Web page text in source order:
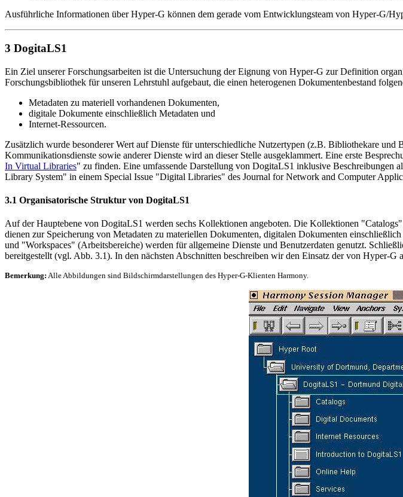
Ausführliche Informationen über Hyper-G können dem gerade vom Entwicklungsteam von Hyper-G/
3 DogitaLS1
Ein Ziel unserer Forschungsarbeiten ist die Untersuchung der Eignung von Hyper-G zur Definition
Forschungsbibliothek für unseren Lehrstuhl aufgebaut, die einen heterogenen Dokumentenbestand
Metadaten zu materiell vorhandenen Dokumenten,
digitale Dokumente einschließlich Metadaten und
Internet-Ressourcen.
Zusätzlich wurde besonderer Wert auf Dienste für unterschiedliche Nutzertypen (z.B. Bibliothekare
Kommunikationsdienste sowie anderer Dienste wird an dieser Stelle ausgeklammert. Eine erste
In Virtual Libraries" zu finden. Eine umfassende Darstellung von DogitaLS1 inklusive
Library System" in einem Special Issue "Digital Libraries" des Journal for Network and Computer
3.1 Organisatorische Struktur von DogitaLS1
Auf der Hauptebene von DogitaLS1 werden sechs Kollektionen angeboten. Die Kollektionen
dienen zur Speicherung von Metadaten zu materiellen Dokumenten, digitalen Dokumenten
und "Workspaces" (Arbeitsbereiche) werden für allgemeine Dienste und Benutzerdaten genutzt.
bereitgestellt (vgl. Abb. 3.1). In den nächsten Abschnitten beschreiben wir den Einsatz der von Hyper-
Bemerkung: Alle Abbildungen sind Bildschirmdarstellungen des Hyper-G-Klienten Harmony.